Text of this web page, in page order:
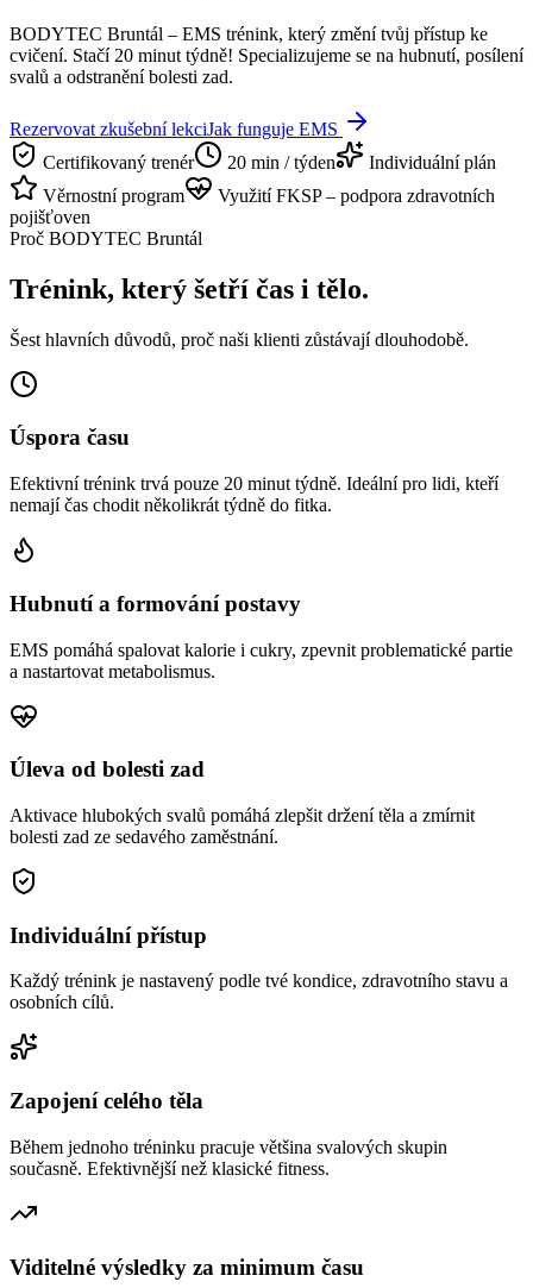
BODYTEC Bruntál – EMS trénink, který změní tvůj přístup ke
cvičení. Stačí 20 minut týdně! Specializujeme se na hubnutí, posílení
svalů a odstranění bolesti zad.
Rezervovat zkušební lekciJak funguje EMS
Certifikovaný trenér
20 min / týden
Individuální plán
Věrnostní program
Využití FKSP – podpora zdravotních
pojišťoven
Proč BODYTEC Bruntál
Trénink, který šetří čas i tělo.
Šest hlavních důvodů, proč naši klienti zůstávají dlouhodobě.
Úspora času
Efektivní trénink trvá pouze 20 minut týdně. Ideální pro lidi, kteří
nemají čas chodit několikrát týdně do fitka.
Hubnutí a formování postavy
EMS pomáhá spalovat kalorie i cukry, zpevnit problematické partie
a nastartovat metabolismus.
Úleva od bolesti zad
Aktivace hlubokých svalů pomáhá zlepšit držení těla a zmírnit
bolesti zad ze sedavého zaměstnání.
Individuální přístup
Každý trénink je nastavený podle tvé kondice, zdravotního stavu a
osobních cílů.
Zapojení celého těla
Během jednoho tréninku pracuje většina svalových skupin
současně. Efektivnější než klasické fitness.
Viditelné výsledky za minimum času